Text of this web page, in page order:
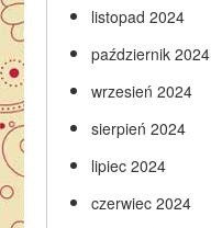
listopad 2024
październik 2024
wrzesień 2024
sierpień 2024
lipiec 2024
czerwiec 2024